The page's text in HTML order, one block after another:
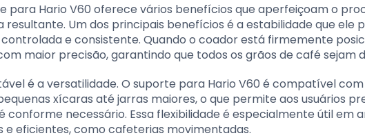
para Hario V60 oferece vários benefícios que aperfeiçoam o
resultante. Um dos principais benefícios é a estabilidade que ele
e consistente. Quando o coador está firmemente
maior precisão, garantindo que todos os grãos de café sejam
é a versatilidade. O suporte para Hario V60 é compatível
xícaras até jarras maiores, o que permite aos usuários
conforme necessário. Essa flexibilidade é especialmente útil em
e eficientes, como cafeterias movimentadas.